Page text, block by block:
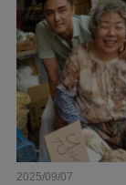
2025/09/07